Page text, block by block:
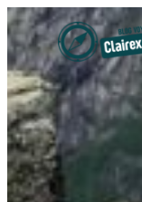
Aller
au
contenu